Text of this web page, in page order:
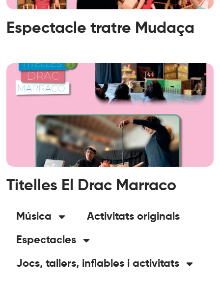
Espectacle tratre Mudaça
Titelles El Drac Marraco
Música Activitats originals
Espectacles
Jocs, tallers, inflables i activitats